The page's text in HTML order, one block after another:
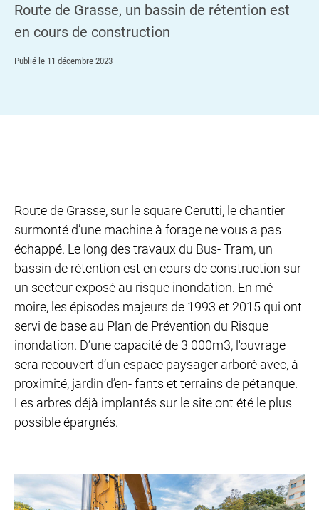
Route de Grasse, un bassin de rétention est
en cours de construction
Publié le 11 décembre 2023
Route de Grasse, sur le square Cerutti, le chantier
surmonté d’une machine à forage ne vous a pas
échappé. Le long des travaux du Bus- Tram, un
bassin de rétention est en cours de construction sur
un secteur exposé au risque inondation. En mé-
moire, les épisodes majeurs de 1993 et 2015 qui ont
servi de base au Plan de Prévention du Risque
inondation. D’une capacité de 3 000m3, l'ouvrage
sera recouvert d’un espace paysager arboré avec, à
proximité, jardin d’en- fants et terrains de pétanque.
Les arbres déjà implantés sur le site ont été le plus
possible épargnés.